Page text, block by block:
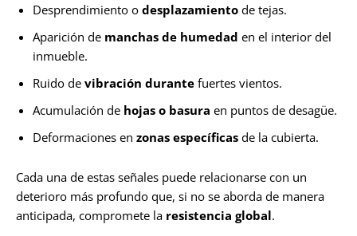
Desprendimiento o desplazamiento de tejas.
Aparición de manchas de humedad en el interior del
inmueble.
Ruido de vibración durante fuertes vientos.
Acumulación de hojas o basura en puntos de desagüe.
Deformaciones en zonas específicas de la cubierta.
Cada una de estas señales puede relacionarse con un
deterioro más profundo que, si no se aborda de manera
anticipada, compromete la resistencia global.